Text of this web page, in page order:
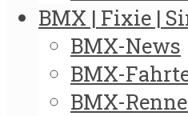
BMX | Fixie |
BMX-News
BMX-
BMX-